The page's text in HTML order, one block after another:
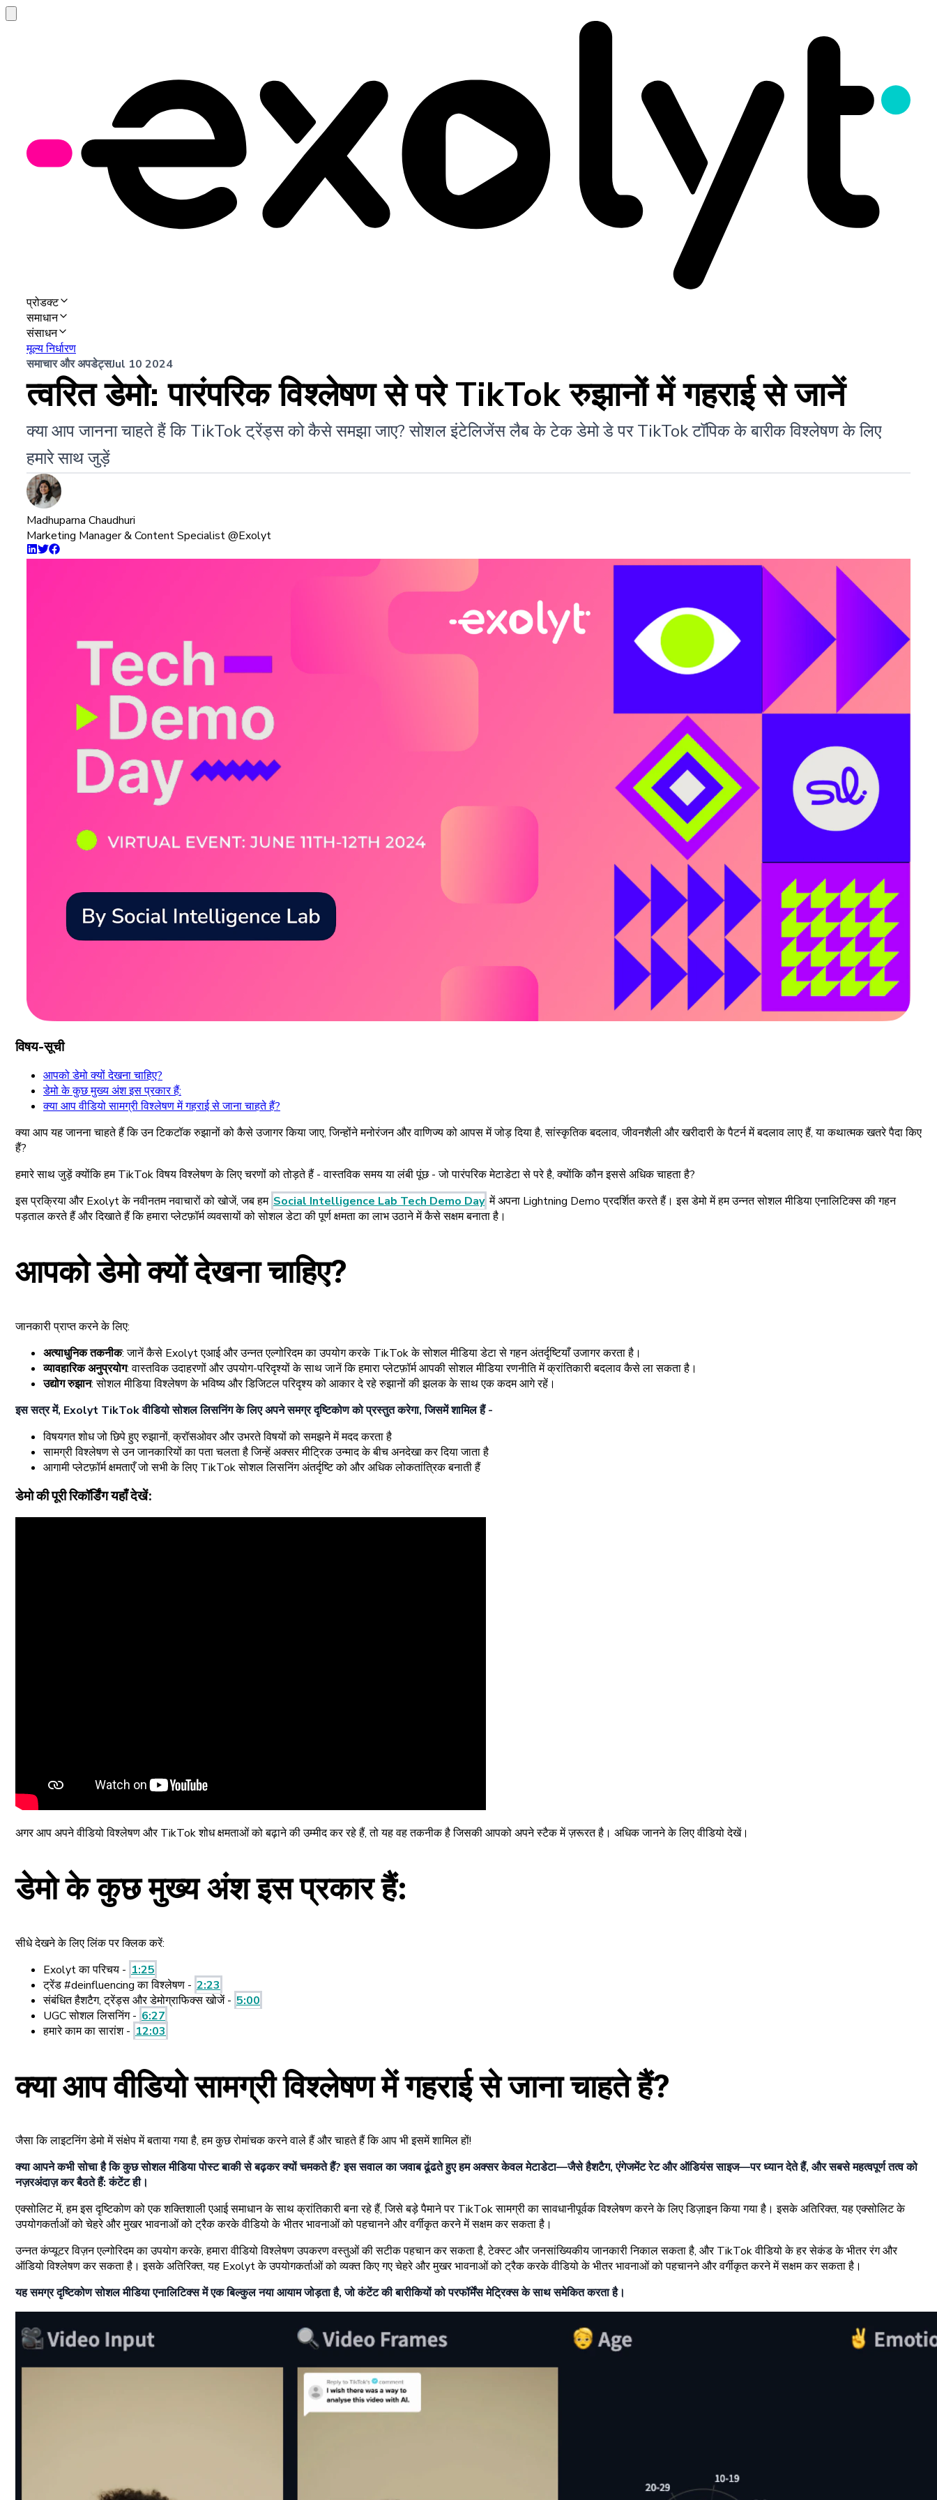
प्रोडक्ट
समाधान
संसाधन
मूल्य निर्धारण
समाचार और अपडेट्सJul 10 2024
त्वरित डेमो: पारंपरिक विश्लेषण से परे TikTok रुझानों में गहराई से जानें
क्या आप जानना चाहते हैं कि TikTok ट्रेंड्स को कैसे समझा जाए? सोशल इंटेलिजेंस लैब के टेक डेमो डे पर TikTok टॉपिक के बारीक विश्लेषण के लिए
हमारे साथ जुड़ें
Madhuparna Chaudhuri
Marketing Manager & Content Specialist @Exolyt
विषय-सूची
आपको डेमो क्यों देखना चाहिए?
डेमो के कुछ मुख्य अंश इस प्रकार हैं:
क्या आप वीडियो सामग्री विश्लेषण में गहराई से जाना चाहते हैं?
क्या आप यह जानना चाहते हैं कि उन टिकटॉक रुझानों को कैसे उजागर किया जाए, जिन्होंने मनोरंजन और वाणिज्य को आपस में जोड़ दिया है, सांस्कृतिक बदलाव, जीवनशैली और खरीदारी के पैटर्न में बदलाव लाए हैं, या कथात्मक खतरे पैदा किए
हैं?
हमारे साथ जुड़ें क्योंकि हम TikTok विषय विश्लेषण के लिए चरणों को तोड़ते हैं - वास्तविक समय या लंबी पूंछ - जो पारंपरिक मेटाडेटा से परे है, क्योंकि कौन इससे अधिक चाहता है?
इस प्रक्रिया और Exolyt के नवीनतम नवाचारों को खोजें, जब हम Social Intelligence Lab Tech Demo Day में अपना Lightning Demo प्रदर्शित करते हैं। इस डेमो में हम उन्नत सोशल मीडिया एनालिटिक्स की गहन
पड़ताल करते हैं और दिखाते हैं कि हमारा प्लेटफ़ॉर्म व्यवसायों को सोशल डेटा की पूर्ण क्षमता का लाभ उठाने में कैसे सक्षम बनाता है।
आपको डेमो क्यों देखना चाहिए?
जानकारी प्राप्त करने के लिए:
अत्याधुनिक तकनीक: जानें कैसे Exolyt एआई और उन्नत एल्गोरिदम का उपयोग करके TikTok के सोशल मीडिया डेटा से गहन अंतर्दृष्टियाँ उजागर करता है।
व्यावहारिक अनुप्रयोग: वास्तविक उदाहरणों और उपयोग-परिदृश्यों के साथ जानें कि हमारा प्लेटफ़ॉर्म आपकी सोशल मीडिया रणनीति में क्रांतिकारी बदलाव कैसे ला सकता है।
उद्योग रुझान: सोशल मीडिया विश्लेषण के भविष्य और डिजिटल परिदृश्य को आकार दे रहे रुझानों की झलक के साथ एक कदम आगे रहें।
इस सत्र में, Exolyt TikTok वीडियो सोशल लिसनिंग के लिए अपने समग्र दृष्टिकोण को प्रस्तुत करेगा, जिसमें शामिल हैं -
विषयगत शोध जो छिपे हुए रुझानों, क्रॉसओवर और उभरते विषयों को समझने में मदद करता है
सामग्री विश्लेषण से उन जानकारियों का पता चलता है जिन्हें अक्सर मीट्रिक उन्माद के बीच अनदेखा कर दिया जाता है
आगामी प्लेटफ़ॉर्म क्षमताएँ जो सभी के लिए TikTok सोशल लिसनिंग अंतर्दृष्टि को और अधिक लोकतांत्रिक बनाती हैं
डेमो की पूरी रिकॉर्डिंग यहाँ देखें:
अगर आप अपने वीडियो विश्लेषण और TikTok शोध क्षमताओं को बढ़ाने की उम्मीद कर रहे हैं, तो यह वह तकनीक है जिसकी आपको अपने स्टैक में ज़रूरत है। अधिक जानने के लिए वीडियो देखें।
डेमो के कुछ मुख्य अंश इस प्रकार हैं:
सीधे देखने के लिए लिंक पर क्लिक करें:
Exolyt का परिचय - 1:25
ट्रेंड #deinfluencing का विश्लेषण - 2:23
संबंधित हैशटैग, ट्रेंड्स और डेमोग्राफिक्स खोजें - 5:00
UGC सोशल लिसनिंग - 6:27
हमारे काम का सारांश - 12:03
क्या आप वीडियो सामग्री विश्लेषण में गहराई से जाना चाहते हैं?
जैसा कि लाइटनिंग डेमो में संक्षेप में बताया गया है, हम कुछ रोमांचक करने वाले हैं और चाहते हैं कि आप भी इसमें शामिल हों!
क्या आपने कभी सोचा है कि कुछ सोशल मीडिया पोस्ट बाकी से बढ़कर क्यों चमकते हैं? इस सवाल का जवाब ढूंढते हुए हम अक्सर केवल मेटाडेटा—जैसे हैशटैग, एंगेजमेंट रेट और ऑडियंस साइज—पर ध्यान देते हैं, और सबसे महत्वपूर्ण तत्व को
नज़रअंदाज़ कर बैठते हैं: कंटेंट ही।
एक्सोलिट में, हम इस दृष्टिकोण को एक शक्तिशाली एआई समाधान के साथ क्रांतिकारी बना रहे हैं, जिसे बड़े पैमाने पर TikTok सामग्री का सावधानीपूर्वक विश्लेषण करने के लिए डिज़ाइन किया गया है। इसके अतिरिक्त, यह एक्सोलिट के
उपयोगकर्ताओं को चेहरे और मुखर भावनाओं को ट्रैक करके वीडियो के भीतर भावनाओं को पहचानने और वर्गीकृत करने में सक्षम कर सकता है।
उन्नत कंप्यूटर विज़न एल्गोरिदम का उपयोग करके, हमारा वीडियो विश्लेषण उपकरण वस्तुओं की सटीक पहचान कर सकता है, टेक्स्ट और जनसांख्यिकीय जानकारी निकाल सकता है, और TikTok वीडियो के हर सेकंड के भीतर रंग और
ऑडियो विश्लेषण कर सकता है। इसके अतिरिक्त, यह Exolyt के उपयोगकर्ताओं को व्यक्त किए गए चेहरे और मुखर भावनाओं को ट्रैक करके वीडियो के भीतर भावनाओं को पहचानने और वर्गीकृत करने में सक्षम कर सकता है।
यह समग्र दृष्टिकोण सोशल मीडिया एनालिटिक्स में एक बिल्कुल नया आयाम जोड़ता है, जो कंटेंट की बारीकियों को परफॉर्मेंस मेट्रिक्स के साथ समेकित करता है।